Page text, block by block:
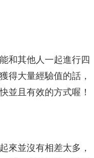
和其他人一起進行四
得大量經驗值的話，
並且有效的方式喔！
來並沒有相差太多，